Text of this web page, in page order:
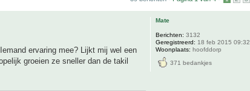
ervaring mee? Lijkt mij wel een
groeien ze sneller dan de takil
Mate
Berichten: 3132
Geregistreerd: 18 feb 2015 09:32
Woonplaats: hoofddorp
371 bedankjes